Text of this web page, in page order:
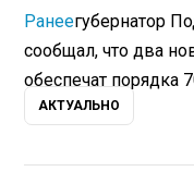
Ранеегубернатор
сообщал, что два
обеспечат порядка
АКТУАЛЬНО